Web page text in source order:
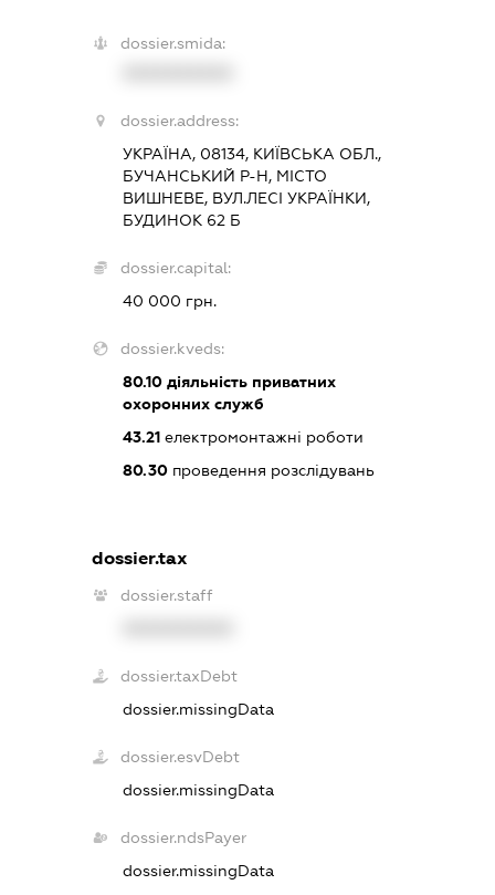
dossier.smida:
dossier.address:
УКРАЇНА, 08134, КИЇВСЬКА ОБЛ.,
БУЧАНСЬКИЙ Р-Н, МІСТО
ВИШНЕВЕ, ВУЛ.ЛЕСІ УКРАЇНКИ,
БУДИНОК 62 Б
dossier.capital:
40 000 грн.
dossier.kveds:
80.10 діяльність приватних
охоронних служб
43.21 електромонтажні роботи
80.30 проведення розслідувань
dossier.tax
dossier.staff
dossier.taxDebt
dossier.missingData
dossier.esvDebt
dossier.missingData
dossier.ndsPayer
dossier.missingData